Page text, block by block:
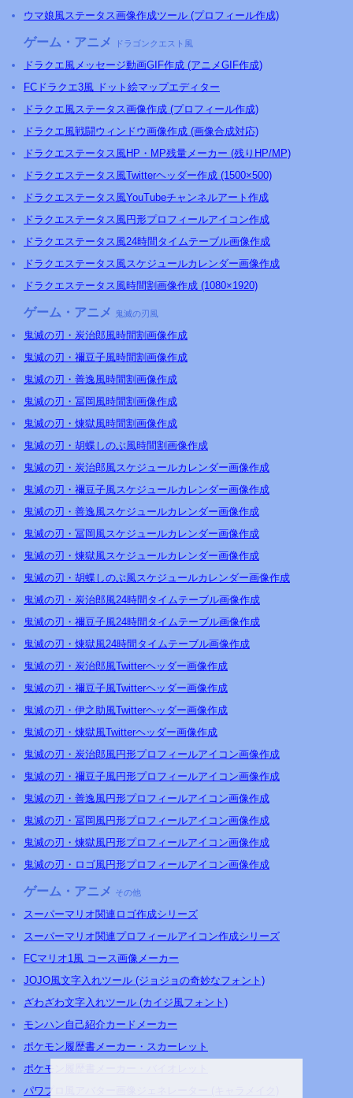
ウマ娘風ステータス画像作成ツール (プロフィール作成)
ゲーム・アニメ ドラゴンクエスト風
ドラクエ風メッセージ動画GIF作成 (アニメGIF作成)
FCドラクエ3風 ドット絵マップエディター
ドラクエ風ステータス画像作成 (プロフィール作成)
ドラクエ風戦闘ウィンドウ画像作成 (画像合成対応)
ドラクエステータス風HP・MP残量メーカー (残りHP/MP)
ドラクエステータス風Twitterヘッダー作成 (1500×500)
ドラクエステータス風YouTubeチャンネルアート作成
ドラクエステータス風円形プロフィールアイコン作成
ドラクエステータス風24時間タイムテーブル画像作成
ドラクエステータス風スケジュールカレンダー画像作成
ドラクエステータス風時間割画像作成 (1080×1920)
ゲーム・アニメ 鬼滅の刃風
鬼滅の刃・炭治郎風時間割画像作成
鬼滅の刃・禰豆子風時間割画像作成
鬼滅の刃・善逸風時間割画像作成
鬼滅の刃・冨岡風時間割画像作成
鬼滅の刃・煉獄風時間割画像作成
鬼滅の刃・胡蝶しのぶ風時間割画像作成
鬼滅の刃・炭治郎風スケジュールカレンダー画像作成
鬼滅の刃・禰豆子風スケジュールカレンダー画像作成
鬼滅の刃・善逸風スケジュールカレンダー画像作成
鬼滅の刃・冨岡風スケジュールカレンダー画像作成
鬼滅の刃・煉獄風スケジュールカレンダー画像作成
鬼滅の刃・胡蝶しのぶ風スケジュールカレンダー画像作成
鬼滅の刃・炭治郎風24時間タイムテーブル画像作成
鬼滅の刃・禰豆子風24時間タイムテーブル画像作成
鬼滅の刃・煉獄風24時間タイムテーブル画像作成
鬼滅の刃・炭治郎風Twitterヘッダー画像作成
鬼滅の刃・禰豆子風Twitterヘッダー画像作成
鬼滅の刃・伊之助風Twitterヘッダー画像作成
鬼滅の刃・煉獄風Twitterヘッダー画像作成
鬼滅の刃・炭治郎風円形プロフィールアイコン画像作成
鬼滅の刃・禰豆子風円形プロフィールアイコン画像作成
鬼滅の刃・善逸風円形プロフィールアイコン画像作成
鬼滅の刃・冨岡風円形プロフィールアイコン画像作成
鬼滅の刃・煉獄風円形プロフィールアイコン画像作成
鬼滅の刃・ロゴ風円形プロフィールアイコン画像作成
ゲーム・アニメ その他
スーパーマリオ関連ロゴ作成シリーズ
スーパーマリオ関連プロフィールアイコン作成シリーズ
FCマリオ1風 コース画像メーカー
JOJO風文字入れツール (ジョジョの奇妙なフォント)
ざわざわ文字入れツール (カイジ風フォント)
モンハン自己紹介カードメーカー
ポケモン履歴書メーカー・スカーレット
ポケモン履歴書メーカー・バイオレット
パワプロ風アバター画像ジェネレーター (キャラメイク)